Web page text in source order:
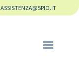
ASSISTENZA@SPIO.IT